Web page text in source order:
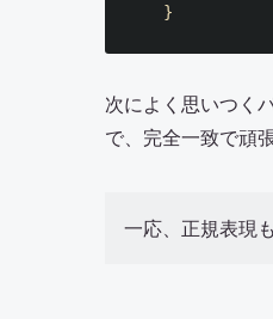
}
次によく思いつく
で、完全一致で頑
一応、正規表